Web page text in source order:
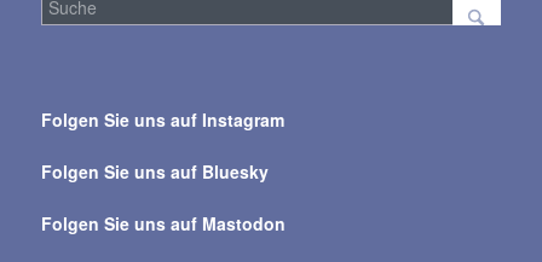
alle
Folgen Sie uns auf Instagram
Folgen Sie uns auf Bluesky
Folgen Sie uns auf Mastodon